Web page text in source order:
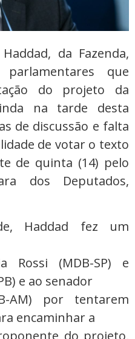
da Fazenda,
que
do projeto da
na tarde desta
de discussão e falta
de votar o texto
de quinta (14) pelo
dos Deputados,
Haddad fez um
Rossi (MDB-SP) e
e ao senador
AM) por tentarem
encaminhar a
do projeto,